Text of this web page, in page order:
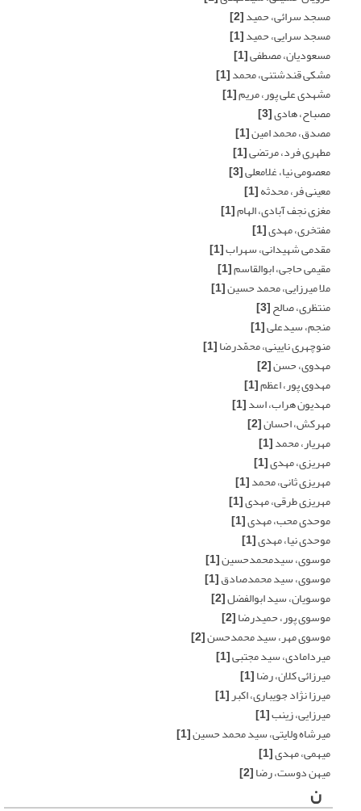
مسجد سرائی، حمید[2]
مسجد سرایی، حمید[1]
مسعودیان، مصطفی[1]
مشکی قندشتنی، محمد[1]
مشهدی علی پور، مریم[1]
مصباح، هادی[3]
مصدق، محمد امین[1]
مطهری فرد، مرتضی[1]
معصومی نیا، غلامعلی[3]
معینی فر، محدثه[1]
مغزی نجف آبادی، الهام[1]
مفتخری، مهدی[1]
مقدمی شهیدانی، سهراب[1]
مقیمی حاجی، ابوالقاسم[1]
ملا میرزایی، محمد حسین[1]
منتظری، صالح[3]
منجم، سیدعلی[1]
منوچهری نایینی، محمّدرضا[1]
مهدوی، حسن[2]
مهدوی پور، اعظم[1]
مهدیون هراب، اسد[1]
مهرکش، احسان[2]
مهریار، محمد[1]
مهریزی، مهدی[1]
مهریزی ثانی، محمد[1]
مهریزی طرقی، مهدی[1]
موحدی محب، مهدی[1]
موحدی نیا، مهدی[1]
موسوی، سیدمحمدحسین[1]
موسوی، سید محمدصادق[1]
موسویان، سید ابوالفضل[2]
موسوی پور، حمیدرضا[2]
موسوی مهر، سید محمدحسن[2]
میردامادی، سید مجتبی[1]
میرزائی کلان، رضا[1]
میرزا نژاد جویباری، اکبر[1]
میرزایی، زینب[1]
میرشاه ولایتی، سید محمد حسین[1]
میهمی، مهدی[1]
میهن دوست، رضا[2]
ن